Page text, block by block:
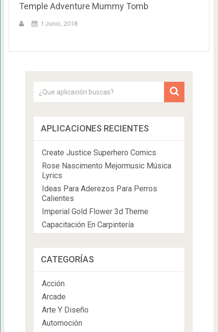
Temple Adventure Mummy Tomb
1 Junio, 2018
APLICACIONES RECIENTES
Create Justice Superhero Comics
Rose Nascimento Mejormusic Música
Lyrics
Ideas Para Aderezos Para Perros
Calientes
Imperial Gold Flower 3d Theme
Capacitación En Carpintería
CATEGORÍAS
Acción
Arcade
Arte Y Diseño
Automoción